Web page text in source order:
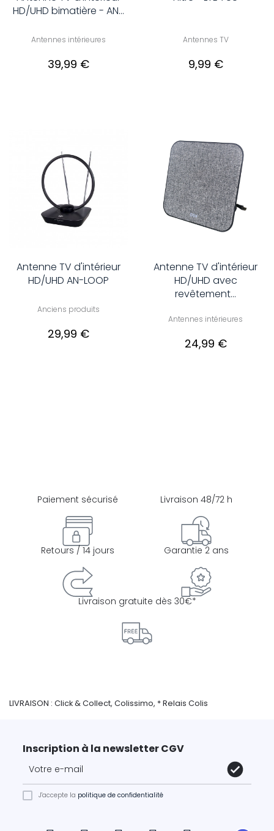
HD/UHD bimatière - AN...
Antennes intérieures
39,99 €
Antennes TV
9,99 €
Antenne TV d'intérieur
HD/UHD AN-LOOP
Anciens produits
29,99 €
Antenne TV d'intérieur
HD/UHD avec
revêtement...
Antennes intérieures
24,99 €
Paiement sécurisé Livraison 48/72 h
Retours / 14 jours Garantie 2 ans
Livraison gratuite dès 30€*
LIVRAISON : Click & Collect, Colissimo, * Relais Colis
Inscription à la newsletter CGV
J'accepte la politique de confidentialité